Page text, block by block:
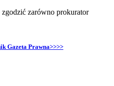
zgodzić zarówno prokurator
Gazeta Prawna>>>>